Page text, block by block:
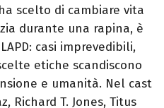
scelto di cambiare vita
durante una rapina, è
casi imprevedibili,
etiche scandiscono
e umanità. Nel cast
Richard T. Jones, Titus